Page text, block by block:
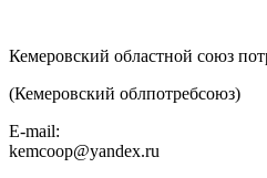
Кемеровский областной союз
(Кемеровский облпотребсоюз)
E-mail:
kemcoop@yandex.ru